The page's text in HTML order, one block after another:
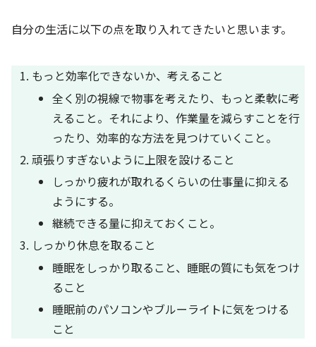
自分の生活に以下の点を取り入れてきたいと思います。
もっと効率化できないか、考えること
全く別の視線で物事を考えたり、もっと柔軟に考
えること。それにより、作業量を減らすことを行
ったり、効率的な方法を見つけていくこと。
頑張りすぎないように上限を設けること
しっかり疲れが取れるくらいの仕事量に抑える
ようにする。
継続できる量に抑えておくこと。
しっかり休息を取ること
睡眠をしっかり取ること、睡眠の質にも気をつけ
ること
睡眠前のパソコンやブルーライトに気をつける
こと